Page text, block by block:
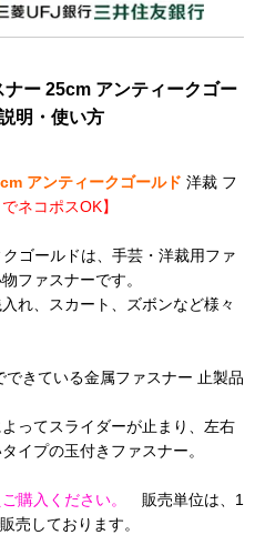
ー 25cm アンティークゴー
明・使い方
アンティークゴールド 洋裁 フ
でネコポスOK】
ゴールドは、手芸・洋裁用ファ
ファスナーです。
れ、スカート、ズボンなど様々
きている金属ファスナー 止製品
ってスライダーが止まり、左右
イプの玉付きファスナー。
購入ください。
販売単位は、1
売しております。